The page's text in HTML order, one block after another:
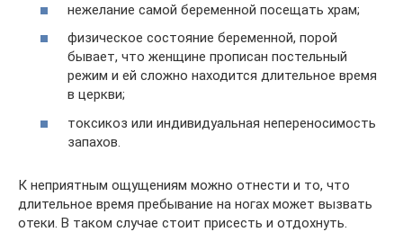
нежелание самой беременной посещать храм;
физическое состояние беременной, порой
бывает, что женщине прописан постельный
режим и ей сложно находится длительное время
в церкви;
токсикоз или индивидуальная непереносимость
запахов.
К неприятным ощущениям можно отнести и то, что
длительное время пребывание на ногах может вызвать
отеки. В таком случае стоит присесть и отдохнуть.